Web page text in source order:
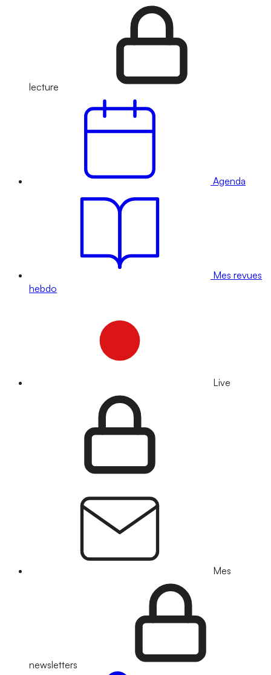
lecture
Agenda
Mes revues
hebdo
Live
Mes
newsletters